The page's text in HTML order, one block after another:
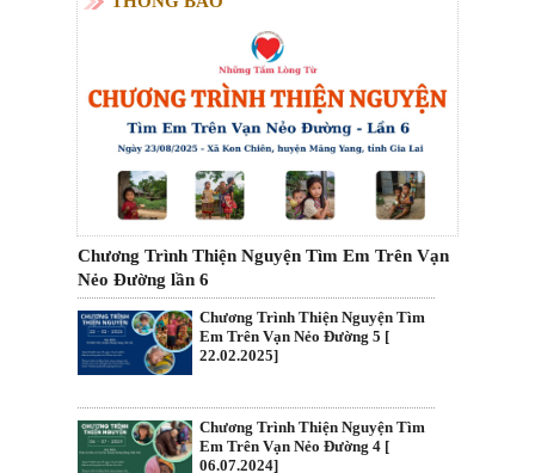
Chương Trình Thiện Nguyện Tìm Em Trên Vạn
Nẻo Đường lần 6
Chương Trình Thiện Nguyện Tìm
Em Trên Vạn Nẻo Đường 5 [
22.02.2025]
Chương Trình Thiện Nguyện Tìm
Em Trên Vạn Nẻo Đường 4 [
06.07.2024]